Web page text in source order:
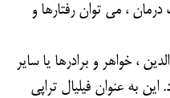
، می توان رفتارها و
، خواهر و برادرها یا سایر
این به عنوان فیلیال تراپی